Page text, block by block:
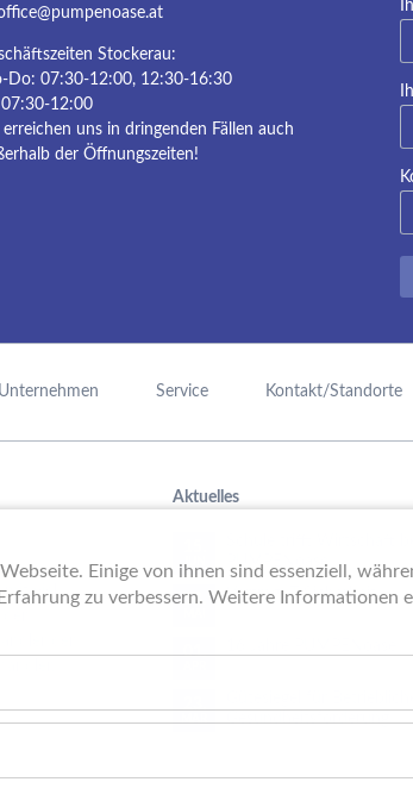
Stockerau:
Do: 07:30-12:00, 12:30-16:30
07:30-12:00
erreichen uns in dringenden Fällen auch
der Öffnungszeiten!
Unternehmen Service Kontakt/Standorte
mit viel
Aktuelles
JUN
PUMPENoase!
18. Vortrag IT-Sicherheit
01.
Gesundheitsförderung
Einige von ihnen sind essenziell,
zu verbessern. Weitere Informationen